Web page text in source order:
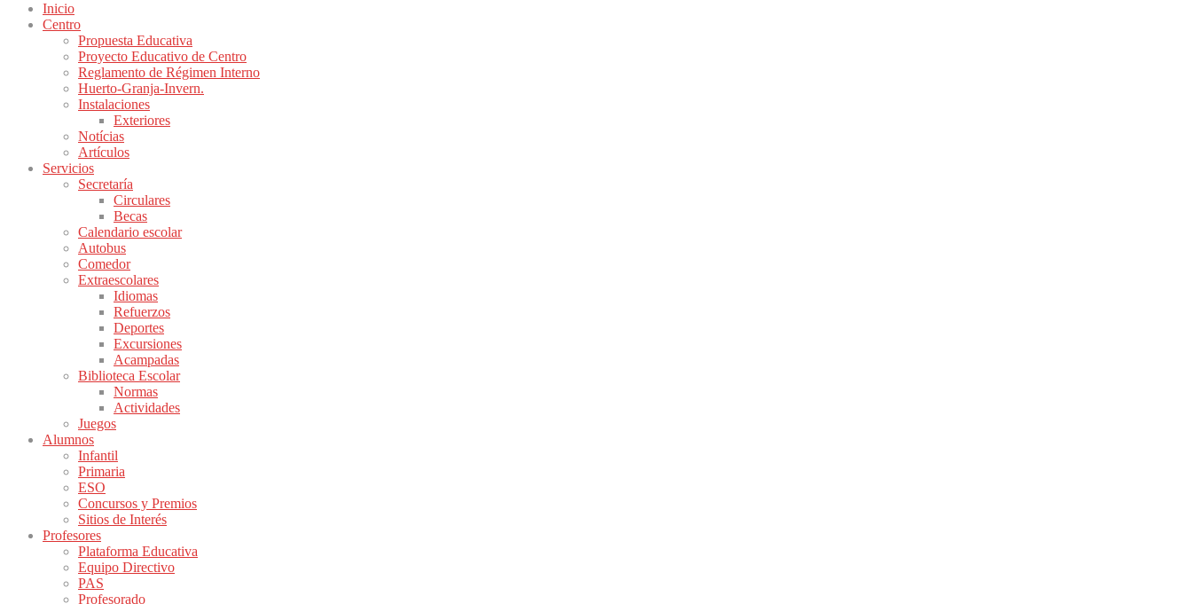
Inicio
Centro
Propuesta Educativa
Proyecto Educativo de Centro
Reglamento de Régimen Interno
Huerto-Granja-Invern.
Instalaciones
Exteriores
Notícias
Artículos
Servicios
Secretaría
Circulares
Becas
Calendario escolar
Autobus
Comedor
Extraescolares
Idiomas
Refuerzos
Deportes
Excursiones
Acampadas
Biblioteca Escolar
Normas
Actividades
Juegos
Alumnos
Infantil
Primaria
ESO
Concursos y Premios
Sitios de Interés
Profesores
Plataforma Educativa
Equipo Directivo
PAS
Profesorado